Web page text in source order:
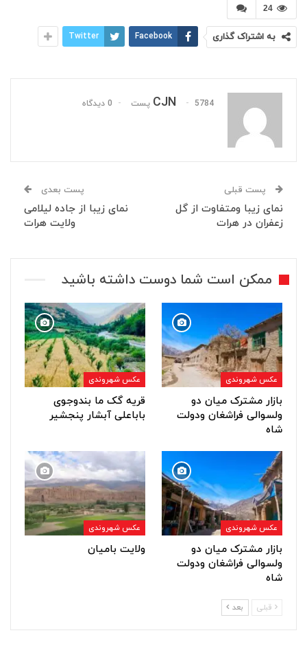
24
به اشتراک گذاری Facebook
Twitter
CJN 5784 پست 0 دیدگاه
پست قبلی
نمای زیبا ومتفاوت از گل
زعفران در هرات
پست بعدی
نمای زیبا از جاده لیلامی
ولایت هرات
ممکن است شما دوست داشته باشید
عکس شهروندی
بازار مشترک میان دو
ولسوالی فراشغان ودولت
شاه
عکس شهروندی
قریه گک ما بندوجوی
باباعلی آبشار پنجشیر
عکس شهروندی
بازار مشترک میان دو
ولسوالی فراشغان ودولت
شاه
عکس شهروندی
ولایت بامیان
قبلی بعد